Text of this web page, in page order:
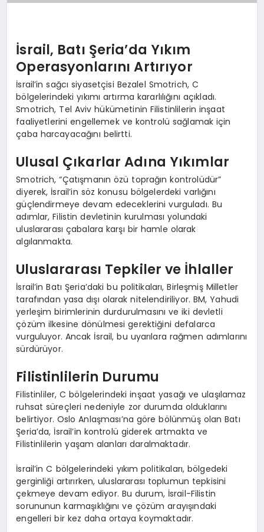
İsrail, Batı Şeria’da Yıkım
Operasyonlarını Artırıyor
İsrail’in sağcı siyasetçisi Bezalel Smotrich, C
bölgelerindeki yıkımı artırma kararlılığını açıkladı.
Smotrich, Tel Aviv hükümetinin Filistinlilerin inşaat
faaliyetlerini engellemek ve kontrolü sağlamak için
çaba harcayacağını belirtti.
Ulusal Çıkarlar Adına Yıkımlar
Smotrich, “Çatışmanın özü toprağın kontrolüdür”
diyerek, İsrail’in söz konusu bölgelerdeki varlığını
güçlendirmeye devam edeceklerini vurguladı. Bu
adımlar, Filistin devletinin kurulması yolundaki
uluslararası çabalara karşı bir hamle olarak
algılanmakta.
Uluslararası Tepkiler ve İhlaller
İsrail’in Batı Şeria’daki bu politikaları, Birleşmiş Milletler
tarafından yasa dışı olarak nitelendiriliyor. BM, Yahudi
yerleşim birimlerinin durdurulmasını ve iki devletli
çözüm ilkesine dönülmesi gerektiğini defalarca
vurguluyor. Ancak İsrail, bu uyarılara rağmen adımlarını
sürdürüyor.
Filistinlilerin Durumu
Filistinliler, C bölgelerindeki inşaat yasağı ve ulaşılamaz
ruhsat süreçleri nedeniyle zor durumda olduklarını
belirtiyor. Oslo Anlaşması’na göre bölünmüş olan Batı
Şeria’da, İsrail’in kontrolü giderek artmakta ve
Filistinlilerin yaşam alanları daralmaktadır.
İsrail’in C bölgelerindeki yıkım politikaları, bölgedeki
gerginliği artırırken, uluslararası toplumun tepkisini
çekmeye devam ediyor. Bu durum, İsrail-Filistin
sorununun karmaşıklığını ve çözüm arayışındaki
engelleri bir kez daha ortaya koymaktadır.